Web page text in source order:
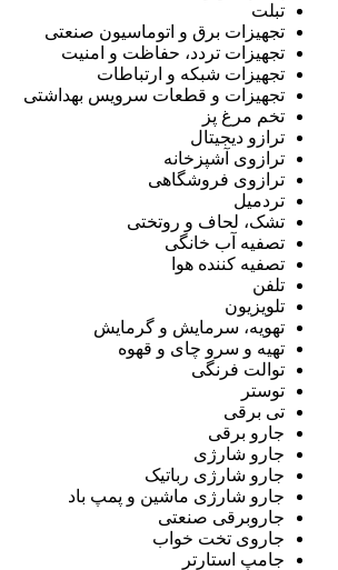
تبلت
تجهیزات برق و اتوماسیون صنعتی
تجهیزات تردد، حفاظت و امنیت
تجهیزات شبکه و ارتباطات
تجهیزات و قطعات سرویس بهداشتی
تخم مرغ پز
ترازو دیجیتال
ترازوی آشپزخانه
ترازوی فروشگاهی
تردمیل
تشک، لحاف و روتختی
تصفیه آب خانگی
تصفیه کننده هوا
تلفن
تلویزیون
تهویه، سرمایش و گرمایش
تهیه و سرو چای و قهوه
توالت فرنگی
توستر
تی برقی
جارو برقی
جارو شارژی
جارو شارژی رباتیک
جارو شارژی ماشین و پمپ باد
جاروبرقی صنعتی
جاروی تخت خواب
جامپ استارتر